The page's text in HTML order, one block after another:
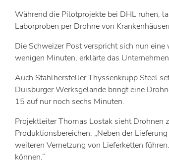
Während die Pilotprojekte bei DHL ruhen,
Laborproben per Drohne von
Die Schweizer Post verspricht sich nun
wenigen Minuten, erklärte das
Auch Stahlhersteller Thyssenkrupp Steel
Duisburger Werksgelände bringt eine
15 auf nur noch sechs Minuten.
Projektleiter Thomas Lostak sieht Drohnen
Produktionsbereichen: „Neben der
weiteren Vernetzung von Lieferketten
können.“